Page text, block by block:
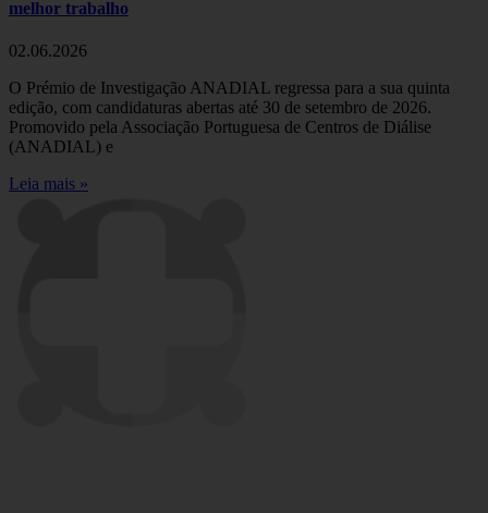
melhor trabalho
02.06.2026
O Prémio de Investigação ANADIAL regressa para a sua quinta
edição, com candidaturas abertas até 30 de setembro de 2026.
Promovido pela Associação Portuguesa de Centros de Diálise
(ANADIAL) e
Leia mais »